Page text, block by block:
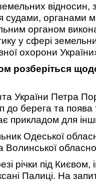
відносин,
судами, органами
органом
у сфері
охорони
розберіться
України Петра
до берега та поява
прикладом для
Одеської
Волинської
річки під Києвом,
Палиці. На